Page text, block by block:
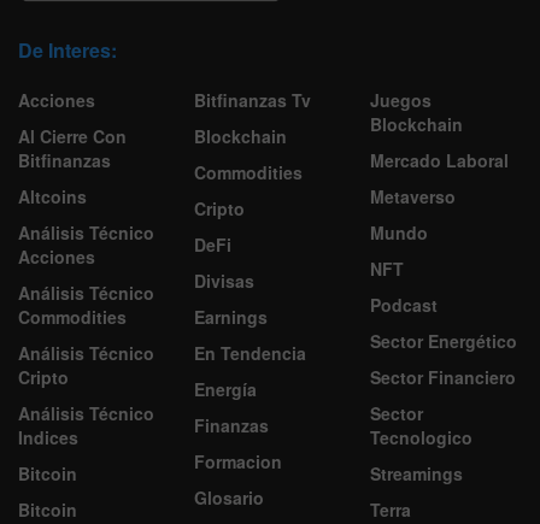
De Interes:
Acciones
Al Cierre Con
Bitfinanzas
Altcoins
Análisis Técnico
Acciones
Análisis Técnico
Commodities
Análisis Técnico
Cripto
Análisis Técnico
Indices
Bitcoin
Bitcoin
Bitfinanzas Tv
Blockchain
Commodities
Cripto
DeFi
Divisas
Earnings
En Tendencia
Energía
Finanzas
Formacion
Glosario
Juegos
Blockchain
Mercado Laboral
Metaverso
Mundo
NFT
Podcast
Sector Energético
Sector Financiero
Sector
Tecnologico
Streamings
Terra